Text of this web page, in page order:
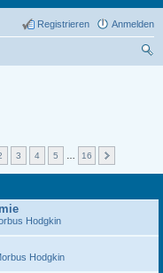
Anmelden
Registrieren
3 4 5 16
Hodgkin
Hodgkin